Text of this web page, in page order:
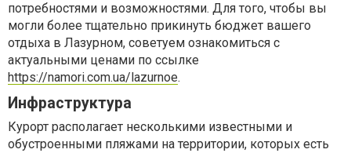
потребностями и возможностями. Для того, чтобы вы
могли более тщательно прикинуть бюджет вашего
отдыха в Лазурном, советуем ознакомиться с
актуальными ценами по ссылке
https://namori.com.ua/lazurnoe.
Инфраструктура
Курорт располагает несколькими известными и
обустроенными пляжами на территории, которых есть